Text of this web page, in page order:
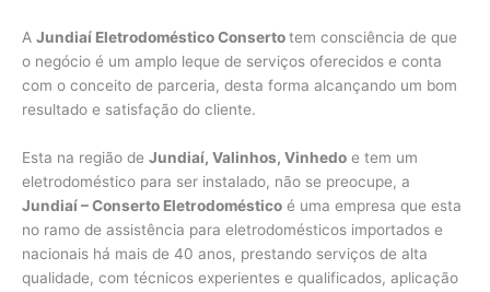
A Jundiaí Eletrodoméstico Consertotem consciência de que
o negócio é um amplo leque de serviços oferecidos e conta
com o conceito de parceria, desta forma alcançando um bom
resultado e satisfação do cliente.
Esta na região de Jundiaí, Valinhos, Vinhedo e tem um
eletrodoméstico para ser instalado, não se preocupe, a
Jundiaí – Conserto Eletrodoméstico é uma empresa que esta
no ramo de assistência para eletrodomésticos importados e
nacionais há mais de 40 anos, prestando serviços de alta
qualidade, com técnicos experientes e qualificados, aplicação